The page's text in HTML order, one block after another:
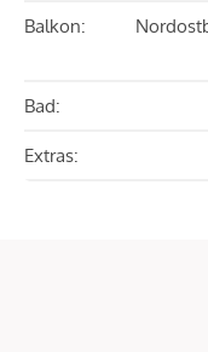
Balkon:
Bad:
Extras: